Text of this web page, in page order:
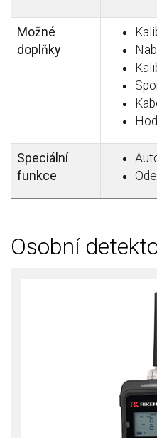
Možné
doplňky
Speciální
funkce
Osobní